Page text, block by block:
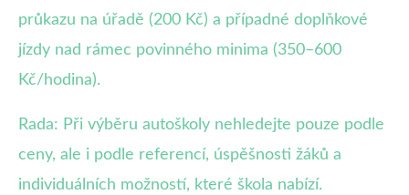
průkazu na úřadě (200 Kč) a případné doplňkové
jízdy nad rámec povinného minima (350–600
Kč/hodina).
Rada: Při výběru autoškoly nehledejte pouze podle
ceny, ale i podle referencí, úspěšnosti žáků a
individuálních možností, které škola nabízí.